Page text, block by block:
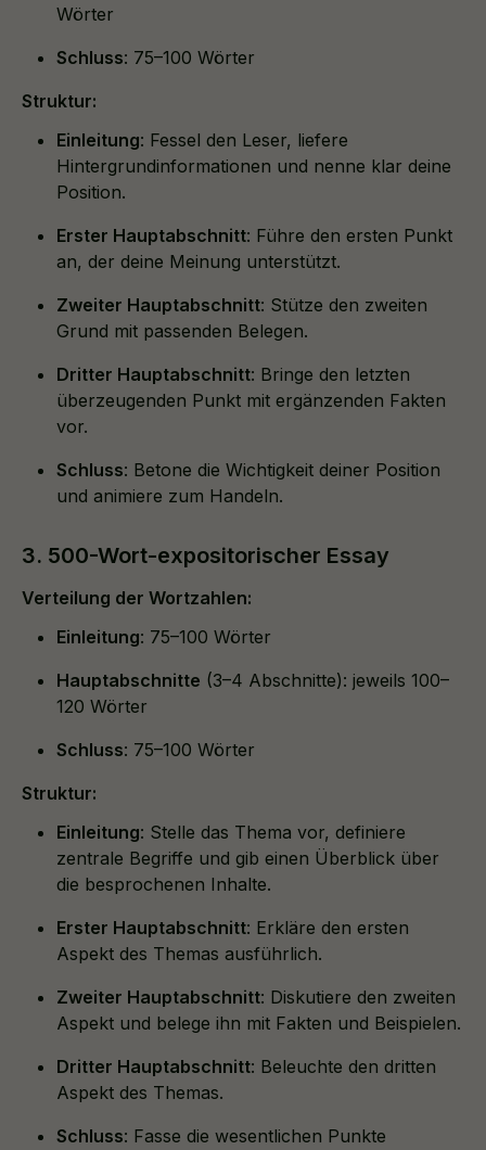
Wörter
Schluss: 75–100 Wörter
Struktur:
Einleitung: Fessel den Leser, liefere
Hintergrundinformationen und nenne klar deine
Position.
Erster Hauptabschnitt: Führe den ersten Punkt
an, der deine Meinung unterstützt.
Zweiter Hauptabschnitt: Stütze den zweiten
Grund mit passenden Belegen.
Dritter Hauptabschnitt: Bringe den letzten
überzeugenden Punkt mit ergänzenden Fakten
vor.
Schluss: Betone die Wichtigkeit deiner Position
und animiere zum Handeln.
3. 500-Wort-expositorischer Essay
Verteilung der Wortzahlen:
Einleitung: 75–100 Wörter
Hauptabschnitte (3–4 Abschnitte): jeweils 100–
120 Wörter
Schluss: 75–100 Wörter
Struktur:
Einleitung: Stelle das Thema vor, definiere
zentrale Begriffe und gib einen Überblick über
die besprochenen Inhalte.
Erster Hauptabschnitt: Erkläre den ersten
Aspekt des Themas ausführlich.
Zweiter Hauptabschnitt: Diskutiere den zweiten
Aspekt und belege ihn mit Fakten und Beispielen.
Dritter Hauptabschnitt: Beleuchte den dritten
Aspekt des Themas.
Schluss: Fasse die wesentlichen Punkte